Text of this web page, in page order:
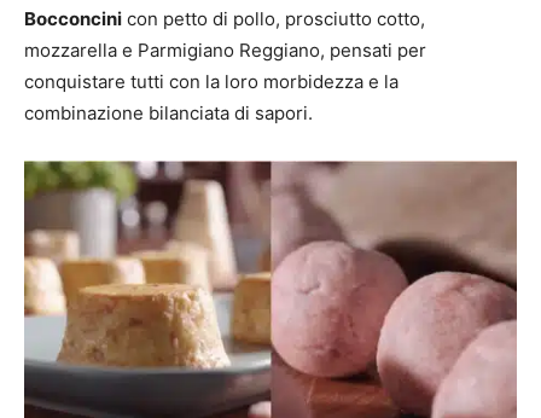
Bocconcini con petto di pollo, prosciutto cotto,
mozzarella e Parmigiano Reggiano, pensati per
conquistare tutti con la loro morbidezza e la
combinazione bilanciata di sapori.